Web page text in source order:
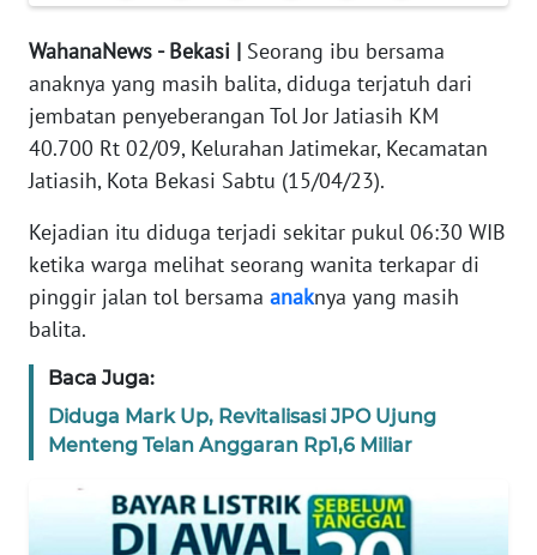
WahanaNews - Bekasi | Seorang ibu bersama
anaknya yang masih balita, diduga terjatuh dari
jembatan penyeberangan Tol Jor Jatiasih KM
40.700 Rt 02/09, Kelurahan Jatimekar, Kecamatan
Jatiasih, Kota Bekasi Sabtu (15/04/23).
Kejadian itu diduga terjadi sekitar pukul 06:30 WIB
ketika warga melihat seorang wanita terkapar di
pinggir jalan tol bersama anaknya yang masih
balita.
Baca Juga:
Diduga Mark Up, Revitalisasi JPO Ujung
Menteng Telan Anggaran Rp1,6 Miliar
KAMI
PEDOMAN
SIBER
REDAKSI
KARIR
DISCLAIMER
Wahana
Regional
WN